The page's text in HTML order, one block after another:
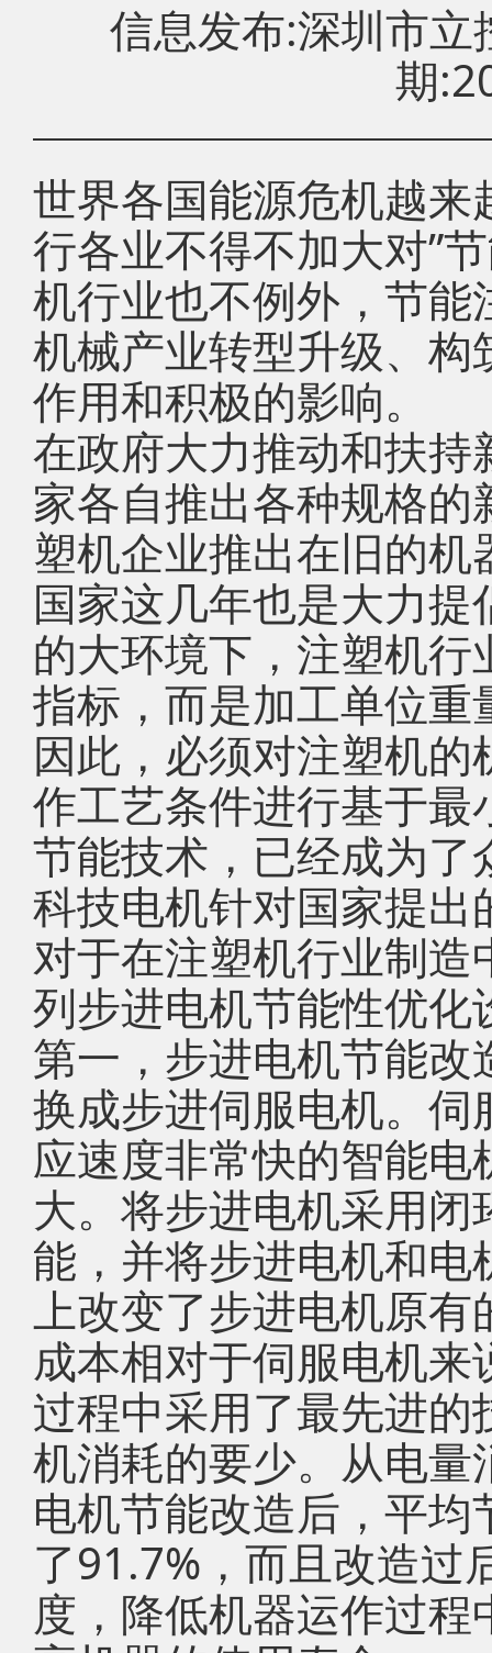
信息发布:深圳市
期
世界各国能源危机越
行各业不得不加大对”
机行业也不例外，节
机械产业转型升级、
作用和积极的影响。
在政府大力推动和扶
家各自推出各种规格
塑机企业推出在旧的
国家这几年也是大力
的大环境下，注塑机
指标，而是加工单位重
因此，必须对注塑机
作工艺条件进行基于
节能技术，已经成为
科技电机针对国家提
对于在注塑机行业制
列步进电机节能性优化
第一，步进电机节能
换成步进伺服电机。
应速度非常快的智能
大。将步进电机采用
能，并将步进电机和
上改变了步进电机原
成本相对于伺服电机
过程中采用了最先进
机消耗的要少。从电
电机节能改造后，平
了91.7%，而且改造过
度，降低机器运作过